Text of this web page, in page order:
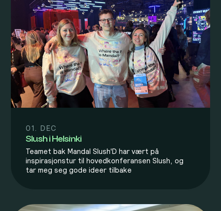
01. DEC
Slush i Helsinki
Teamet bak Mandal Slush'D har vært på
inspirasjonstur til hovedkonferansen Slush, og
tar meg seg gode ideer tilbake